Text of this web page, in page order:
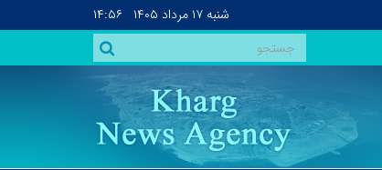
شنبه ۱۷ مرداد ۱۴۰۵ ۱۴:۵۶